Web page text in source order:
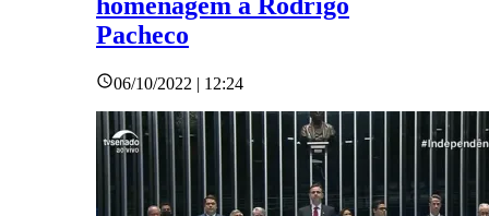
Pacheco
06/10/2022 | 12:24